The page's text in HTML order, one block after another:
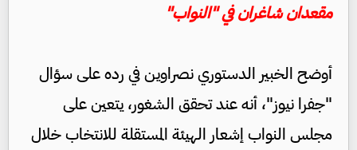
مقعدان شاغران في "النواب"
أوضح الخبير الدستوري نصراوين في رده على سؤال
"جفرا نيوز"، أنه عند تحقق الشغور، يتعين على
مجلس النواب إشعار الهيئة المستقلة للانتخاب خلال